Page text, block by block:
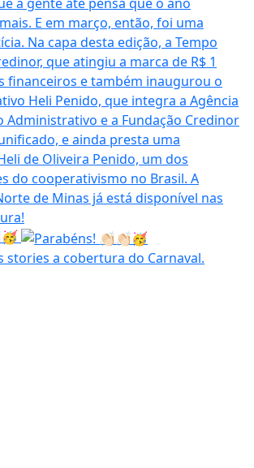
stories a cobertura do Carnaval.